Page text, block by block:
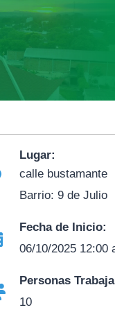
Lugar:
calle bustamante
Barrio: 9 de Julio
Fecha de Inicio:
06/10/2025 12:00
Personas
10